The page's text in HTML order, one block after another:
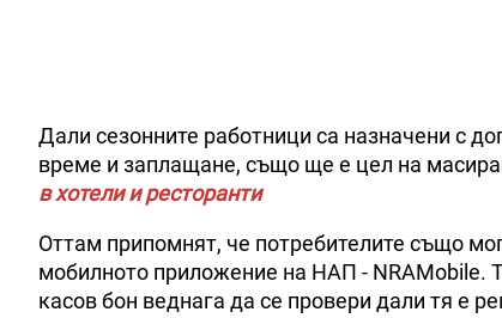
Дали сезонните работници са назначени с
време и заплащане, също ще е цел на
в хотели и ресторанти
Оттам припомнят, че потребителите също
мобилното приложение на НАП - NRAMobile.
касов бон веднага да се провери дали тя е